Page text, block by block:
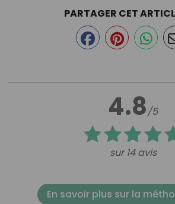
4.8/5
sur 14 avis
PARTAGER CET
En savoir plus sur la